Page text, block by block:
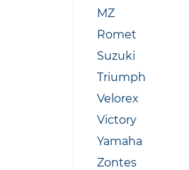
MZ
Romet
Suzuki
Triumph
Velorex
Victory
Yamaha
Zontes